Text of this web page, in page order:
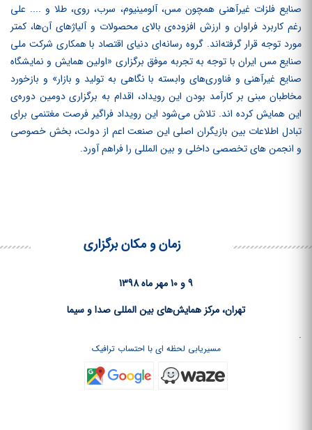
صنایع فلزات غیرآهنی همچون مس، آلومینیوم، سرب، روی، طلا و .... علی
رغم کاربرد فراوان و ارزش افزوده‌ی بالای محصولات و آلیاژهای آن‌ها، کمتر
مورد توجه قرار گرفته‌اند. گروه رسانه‌ای دنیای اقتصاد با همکاری شرکت ملی
صنایع مس ایران با توجه به تجربه موفق برگزاری «اولین همایش و نمایشگاه
صنایع غیرآهنی و فناوری‌های وابسته با نگاهی به تولید و بازار» و بازخورد
مخاطبان مبنی بر کارآمد بودن این رویداد، اقدام به برگزاری دومین دوره‌ی
این همایش کرده ‏اند. تلاش می‌شود این رویداد فراگیر فرصت مغتنمی برای
تبادل اطلاعات بین بازیگران اصلی این صنعت اعم از دولت، بخش خصوصی
و انجمن‏ های تخصصی داخلی و بین‏ المللی را فراهم آورد.
زمان و مکان برگزاری
9 و 10 مهر ماه 1398
تهران، مرکز همایش‌های بین المللی صدا و سیما
.
مسیریابی لحظه ای با احتساب ترافیک